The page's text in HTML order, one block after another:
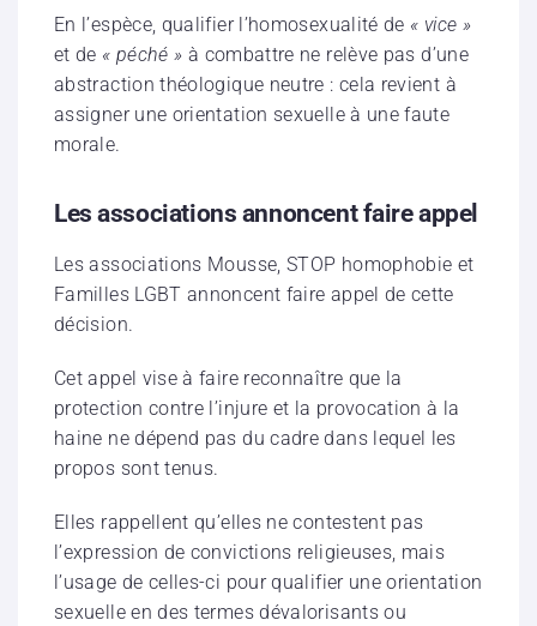
En l’espèce, qualifier l’homosexualité de « vice »
et de « péché » à combattre ne relève pas d’une
abstraction théologique neutre : cela revient à
assigner une orientation sexuelle à une faute
morale.
Les associations annoncent faire appel
Les associations Mousse, STOP homophobie et
Familles LGBT annoncent faire appel de cette
décision.
Cet appel vise à faire reconnaître que la
protection contre l’injure et la provocation à la
haine ne dépend pas du cadre dans lequel les
propos sont tenus.
Elles rappellent qu’elles ne contestent pas
l’expression de convictions religieuses, mais
l’usage de celles-ci pour qualifier une orientation
sexuelle en des termes dévalorisants ou